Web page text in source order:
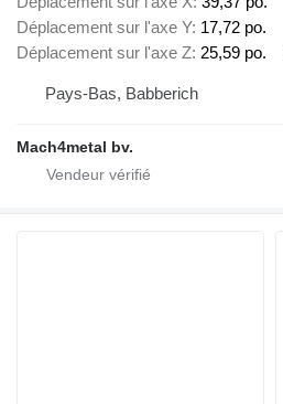
Déplacement sur l'axe Y 17,72 po.
Déplacement sur l'axe Z 25,59 po.
Pays-Bas, Babberich
Mach4metal bv.